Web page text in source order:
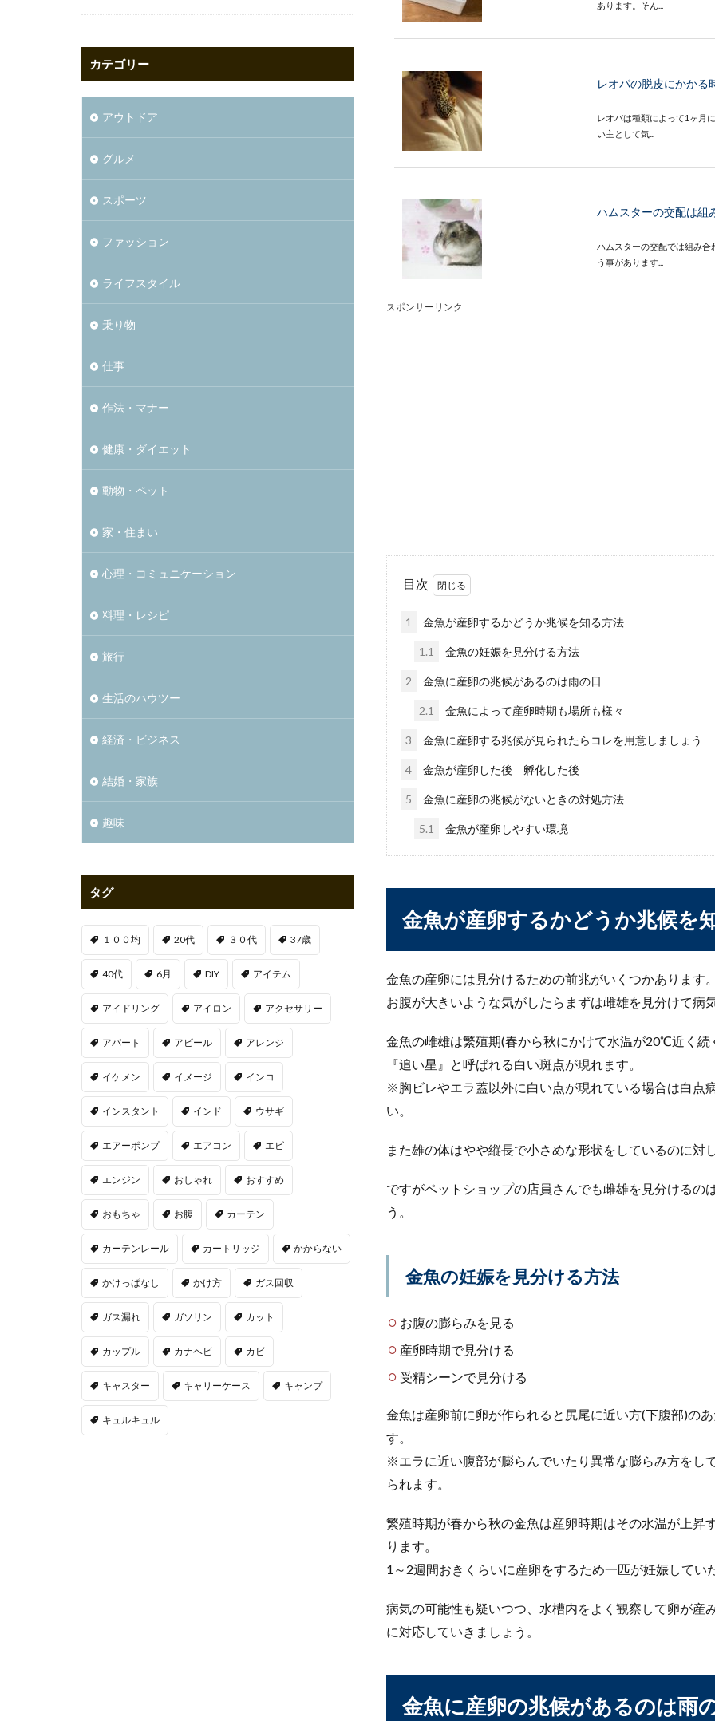
あります。そん...
レオパの脱皮にかかる
レオパは種類によって1ヶ月
い主として気...
ハムスターの交配は組
ハムスターの交配では組み
う事があります...
オオクワガタの産卵
オオクワガタを飼育している
水槽に白い虫発生！
熱帯魚などを飼っていると
【チャボの飼育方法】
日本の天然記念物となってい
【ヒョウモントカゲモ
カブトムシの幼虫を育ててい
犬を迎えた時に考える去勢で
ではないでしょ...
スポンサーリンク
目次
1 金魚が産卵するかどうか兆候を知る方法
1.1 金魚の妊娠を見分ける方法
2 金魚に産卵の兆候があるのは雨の日
2.1 金魚によって産卵時期も場所も様々
3 金魚に産卵する兆候が見られたらコレを用意しましょう
4 金魚が産卵した後 孵化した後
5 金魚に産卵の兆候がないときの対処方法
5.1 金魚が産卵しやすい環境
金魚が産卵するかどうか兆候を
金魚の産卵には見分けるための前兆がいくつかあります。
お腹が大きいような気がしたらまずは雌雄を見分けて病
金魚の雌雄は繁殖期(春から秋にかけて水温が20℃近く
『追い星』と呼ばれる白い斑点が現れます。
※胸ビレやエラ蓋以外に白い点が現れている場合は白点
い。
また雄の体はやや縦長で小さめな形状をしているのに対
ですがペットショップの店員さんでも雌雄を見分けるの
う。
金魚の妊娠を見分ける方法
お腹の膨らみを見る
産卵時期で見分ける
受精シーンで見分ける
金魚は産卵前に卵が作られると尻尾に近い方(下腹部)の
す。
※エラに近い腹部が膨らんでいたり異常な膨らみ方をし
られます。
繁殖時期が春から秋の金魚は産卵時期はその水温が上昇
ります。
1～2週間おきくらいに産卵をするため一匹が妊娠してい
病気の可能性も疑いつつ、水槽内をよく観察して卵が産
に対応していきましょう。
金魚に産卵の兆候があるのは雨
カテゴリー
アウトドア
グルメ
スポーツ
ファッション
ライフスタイル
乗り物
仕事
作法・マナー
健康・ダイエット
動物・ペット
家・住まい
心理・コミュニケーション
料理・レシピ
旅行
生活のハウツー
経済・ビジネス
結婚・家族
趣味
タグ
１００均 20代 ３０代 37歳
40代 6月 DIY アイテム
アイドリング アイロン アクセサリー
アパート アピール アレンジ
イケメン イメージ インコ
インスタント インド ウサギ
エアーポンプ エアコン エビ
エンジン おしゃれ おすすめ
おもちゃ お腹 カーテン
カーテンレール カートリッジ かからない
かけっぱなし かけ方 ガス回収
ガス漏れ ガソリン カット
カップル カナヘビ カビ
キャスター キャリーケース キャンプ
キュルキュル